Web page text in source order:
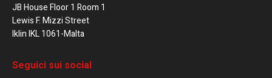
JB House Floor 1 Room 1
Lewis F. Mizzi Street
Iklin IKL 1061-Malta
Seguici sui social